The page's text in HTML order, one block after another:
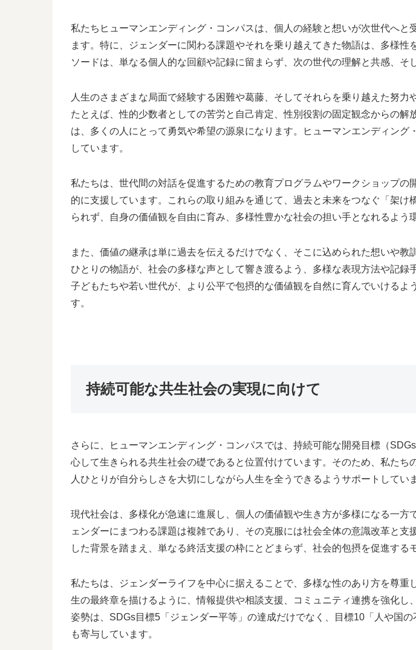
私たちヒューマンエンディング・コンパスは、個人の経験と想いが次世代へ
ます。特に、ジェンダーに関わる課題やそれを乗り越えてきた物語は、多様
ソードは、単なる個人的な回顧や記録に留まらず、次の世代の理解と共感、そ
人生のさまざまな局面で経験する困難や葛藤、そしてそれらを乗り越えた努
たとえば、性的少数者としての苦労と自己肯定、性別役割の固定観念からの
は、多くの人にとって勇気や希望の源泉になります。ヒューマンエンディン
しています。
私たちは、世代間の対話を促進するための教育プログラムやワークショップ
的に支援しています。これらの取り組みを通じて、過去と未来をつなぐ「架
られず、自身の価値観を自由に育み、多様性豊かな社会の担い手となれるよう
また、価値の継承は単に過去を伝えるだけでなく、そこに込められた想いや
ひとりの物語が、社会の多様な声として響き渡るよう、多様な表現方法や記
子どもたちや若い世代が、より公平で包摂的な価値観を自然に育んでいける
す。
持続可能な共生社会の実現に向けて
さらに、ヒューマンエンディング・コンパスでは、持続可能な開発目標（
心して生きられる共生社会の礎であると位置付けています。そのため、私た
人ひとりが自分らしさを大切にしながら人生を全うできるようサポートしてい
現代社会は、多様化が急速に進展し、個人の価値観や生き方が多様になる一
ェンダーにまつわる課題は複雑であり、その克服には社会全体の意識改革と
した背景を踏まえ、単なる終活支援の枠にとどまらず、社会的包摂を促進する
私たちは、ジェンダーライフを中心に据えることで、多様な性のあり方を尊
生の最終章を描けるように、情報提供や相談支援、コミュニティ連携を強化
姿勢は、SDGs目標5「ジェンダー平等」の達成だけでなく、目標10「人や国
も寄与しています。